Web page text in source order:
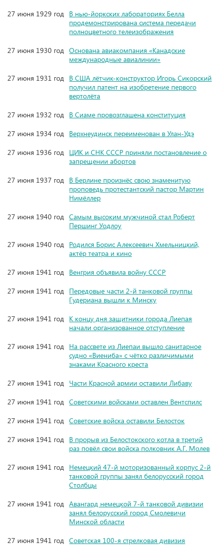
27 июня 1929 год В нью-йоркских лабораториях Белла
продемонстрирована система передачи
полноцветного телеизображения
27 июня 1930 год Основана авиакомпания «Канадские
международные авиалинии»
27 июня 1931 год В США лётчик-конструктор Игорь Сикорский
получил патент на изобретение первого
вертолёта
27 июня 1932 год В Сиаме провозглашена конституция
27 июня 1934 год Верхнеудинск переименован в Улан-Удэ
27 июня 1936 год ЦИК и СНК СССР приняли постановление о
запрещении абортов
27 июня 1937 год В Берлине произнёс свою знаменитую
проповедь протестантский пастор Мартин
Нимёллер
27 июня 1940 год Самым высоким мужчиной стал Роберт
Першинг Уодлоу
27 июня 1940 год Родился Борис Алексеевич Хмельницкий,
актёр театра и кино
27 июня 1941 год Венгрия объявила войну СССР
27 июня 1941 год Передовые части 2-й танковой группы
Гудериана вышли к Минску
27 июня 1941 год К концу дня защитники города Лиепая
начали организованное отступление
27 июня 1941 год На рассвете из Лиепаи вышло санитарное
судно «Виениба» с чётко различимыми
знаками Красного креста
27 июня 1941 год Части Красной армии оставили Либаву
27 июня 1941 год Советскими войсками оставлен Вентспилс
27 июня 1941 год Советские войска оставили Белосток
27 июня 1941 год В прорыв из Белостокского котла в третий
раз повёл свои войска полковник А.Г. Молев
27 июня 1941 год Немецкий 47-й моторизованный корпус 2-й
танковой группы занял белорусский город
Столбцы
27 июня 1941 год Авангард немецкой 7-й танковой дивизии
занял белорусский город Смолевичи
Минской области
27 июня 1941 год Советская 100-я стрелковая дивизия